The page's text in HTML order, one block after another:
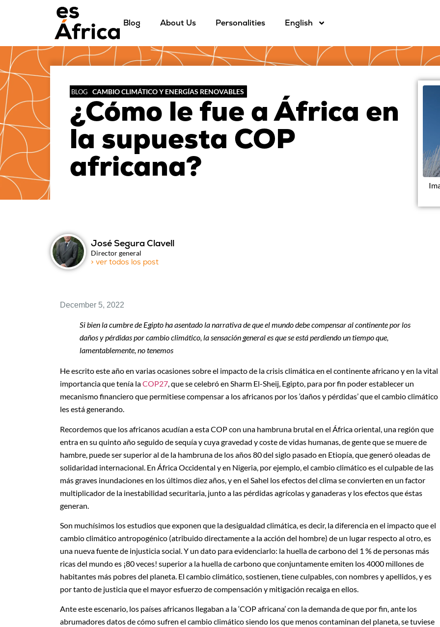
Blog About Us Personalities English
BLOG CAMBIO CLIMÁTICO Y ENERGÍAS RENOVABLES
¿Cómo le fue a África en
la supuesta COP
africana?
José Segura Clavell
Director general
> ver todos los post
December 5, 2022
Si bien la cumbre de Egipto ha asentado la narrativa de que el mundo debe compensar al continente por los
daños y pérdidas por cambio climático, la sensación general es que se está perdiendo un tiempo que,
lamentablemente, no tenemos
He escrito este año en varias ocasiones sobre el impacto de la crisis climática en el continente africano y en la vital
importancia que tenía laCOP27, que se celebró en Sharm El-Sheij, Egipto, para por fin poder establecer un
mecanismo financiero que permitiese compensar a los africanos por los ‘daños y pérdidas’ que el cambio climático
les está generando.
Recordemos que los africanos acudían a esta COP con una hambruna brutal en el África oriental, una región que
entra en su quinto año seguido de sequía y cuya gravedad y coste de vidas humanas, de gente que se muere de
hambre, puede ser superior al de la hambruna de los años 80 del siglo pasado en Etiopía, que generó oleadas de
solidaridad internacional. En África Occidental y en Nigeria, por ejemplo, el cambio climático es el culpable de las
más graves inundaciones en los últimos diez años, y en el Sahel los efectos del clima se convierten en un factor
multiplicador de la inestabilidad securitaria, junto a las pérdidas agrícolas y ganaderas y los efectos que éstas
generan.
Son muchísimos los estudios que exponen que la desigualdad climática, es decir, la diferencia en el impacto que el
cambio climático antropogénico (atribuido directamente a la acción del hombre) de un lugar respecto al otro, es
una nueva fuente de injusticia social. Y un dato para evidenciarlo: la huella de carbono del 1 % de personas más
ricas del mundo es ¡80 veces! superior a la huella de carbono que conjuntamente emiten los 4000 millones de
habitantes más pobres del planeta. El cambio climático, sostienen, tiene culpables, con nombres y apellidos, y es
por tanto de justicia que el mayor esfuerzo de compensación y mitigación recaiga en ellos.
Ante este escenario, los países africanos llegaban a la ‘COP africana’ con la demanda de que por fin, ante los
abrumadores datos de cómo sufren el cambio climático siendo los que menos contaminan del planeta, se tuviese